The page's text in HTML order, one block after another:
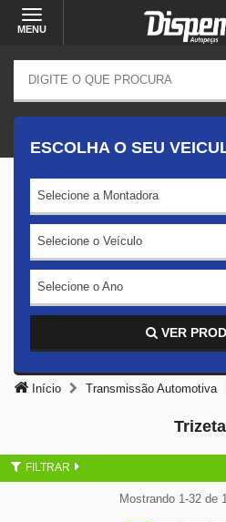
MENU
ESCOLHA O SEU
Selecione a Montadora
Selecione o Veículo
Selecione o Ano
VER
Início Transmissão Automotiva
FILTRAR
Mostrando 1-32 de